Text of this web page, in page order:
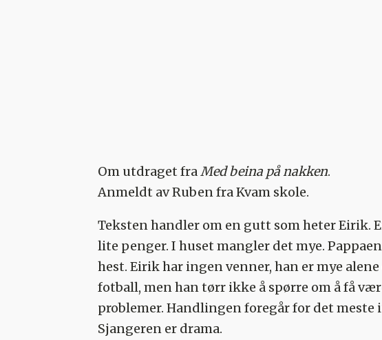
Om utdraget fraMed beina på nakken.
Anmeldt av Ruben fra Kvam skole.
Teksten handler om en gutt som heter Eirik.
lite penger. I huset mangler det mye.
hest. Eirik har ingen venner, han er mye
fotball, men han tørr ikke å spørre om å få
problemer. Handlingen foregår for det
Sjangeren er drama.